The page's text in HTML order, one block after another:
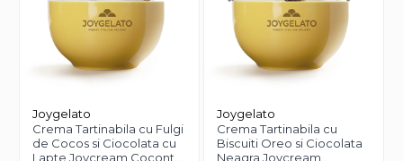
Joygelato
Crema Tartinabila cu Fulgi
de Cocos si Ciocolata cu
Lapte Joycream Coconty
Joygelato
Crema Tartinabila cu
Biscuiti Oreo si Ciocolata
Neagra Joycream